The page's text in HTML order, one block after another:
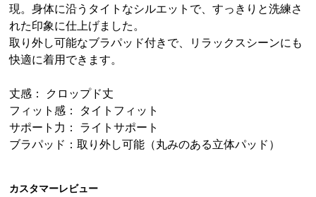
現。身体に沿うタイトなシルエットで、すっきりと洗練さ
れた印象に仕上げました。
取り外し可能なブラパッド付きで、リラックスシーンにも
快適に着用できます。
丈感： クロップド丈
フィット感： タイトフィット
サポート力： ライトサポート
ブラパッド：取り外し可能（丸みのある立体パッド）
カスタマーレビュー